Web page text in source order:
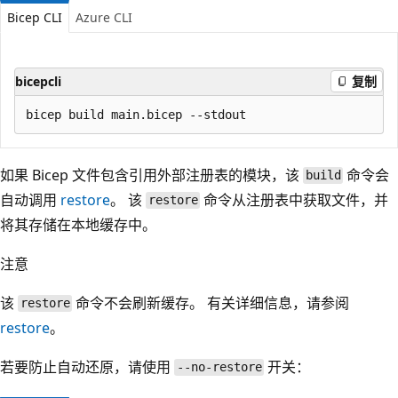
Bicep CLI Azure CLI
bicepcli 复制
如果 Bicep 文件包含引用外部注册表的模块，该 build 命令会
自动调用 restore。 该 restore 命令从注册表中获取文件，并
将其存储在本地缓存中。
注意
该
restore 命令不会刷新缓存。 有关详细信息，请参阅
restore。
若要防止自动还原，请使用
--no-restore 开关：